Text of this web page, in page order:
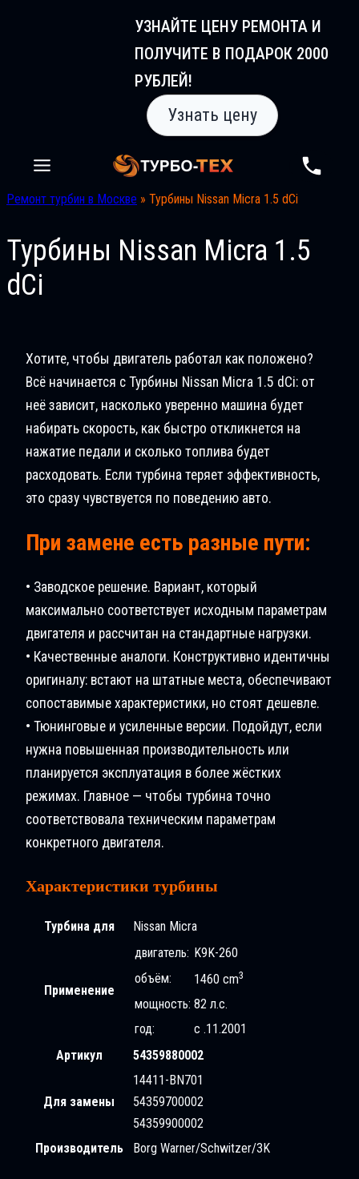
УЗНАЙТЕ ЦЕНУ РЕМОНТА И
ПОЛУЧИТЕ В ПОДАРОК 2000
РУБЛЕЙ!
Узнать цену
Ремонт турбин в Москве » Турбины Nissan Micra 1.5 dCi
Турбины Nissan Micra 1.5
dCi
Хотите, чтобы двигатель работал как положено?
Всё начинается с Турбины Nissan Micra 1.5 dCi: от
неё зависит, насколько уверенно машина будет
набирать скорость, как быстро откликнется на
нажатие педали и сколько топлива будет
расходовать. Если турбина теряет эффективность,
это сразу чувствуется по поведению авто.
При замене есть разные пути:
• Заводское решение. Вариант, который
максимально соответствует исходным параметрам
двигателя и рассчитан на стандартные нагрузки.
• Качественные аналоги. Конструктивно идентичны
оригиналу: встают на штатные места, обеспечивают
сопоставимые характеристики, но стоят дешевле.
• Тюнинговые и усиленные версии. Подойдут, если
нужна повышенная производительность или
планируется эксплуатация в более жёстких
режимах. Главное — чтобы турбина точно
соответствовала техническим параметрам
конкретного двигателя.
Характеристики турбины
Турбина для Nissan Micra
Применение
двигатель: K9K-260
объём:
1460 cm3
мощность: 82 л.с.
год:
с .11.2001
Артикул
54359880002
Для замены
14411-BN701
54359700002
54359900002
Производитель
Borg Warner/Schwitzer/3K